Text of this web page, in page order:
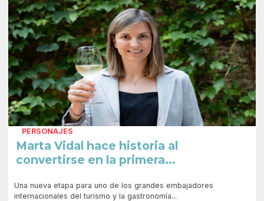
PERSONAJES
Marta Vidal hace historia al
convertirse en la primera...
Una nueva etapa para uno de los grandes embajadores
internacionales del turismo y la gastronomía...